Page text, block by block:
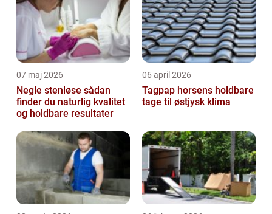
07 maj 2026
Negle stenløse sådan
finder du naturlig kvalitet
og holdbare resultater
06 april 2026
Tagpap horsens holdbare
tage til østjysk klima